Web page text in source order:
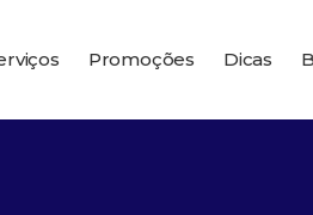
Promoções Dicas